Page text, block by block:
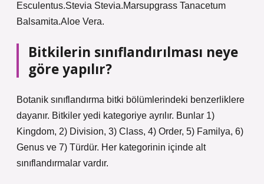
Esculentus.Stevia Stevia.Marsupgrass Tanacetum
Balsamita.Aloe Vera.
Bitkilerin sınıflandırılması neye
göre yapılır?
Botanik sınıflandırma bitki bölümlerindeki benzerliklere
dayanır. Bitkiler yedi kategoriye ayrılır. Bunlar 1)
Kingdom, 2) Division, 3) Class, 4) Order, 5) Familya, 6)
Genus ve 7) Türdür. Her kategorinin içinde alt
sınıflandırmalar vardır.